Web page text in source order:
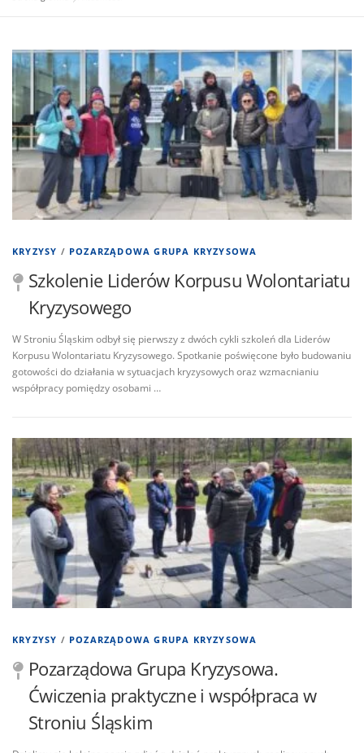
A
k
t
u
a
l
n
o
c
i
KRYZYSY / POZARZĄDOWA GRUPA KRYZYSOWA
Szkolenie Liderów Korpusu Wolontariatu
Kryzysowego
W Stroniu Śląskim odbył się pierwszy z dwóch cykli szkoleń dla Liderów
Korpusu Wolontariatu Kryzysowego. Spotkanie poświęcone było budowaniu
gotowości do działania w sytuacjach kryzysowych oraz wzmacnianiu
współpracy pomiędzy osobami …
KRYZYSY / POZARZĄDOWA GRUPA KRYZYSOWA
Pozarządowa Grupa Kryzysowa.
Ćwiczenia praktyczne i współpraca w
Stroniu Śląskim